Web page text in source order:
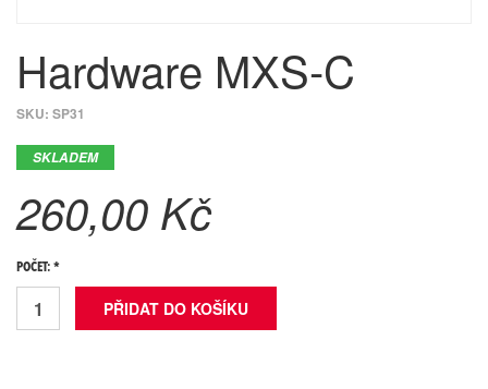
Hardware MXS-C
SKU: SP31
SKLADEM
260,00 Kč
POČET: *